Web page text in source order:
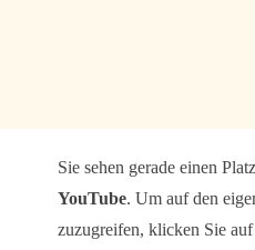
Sie sehen gerade einen
YouTube. Um auf den
zuzugreifen, klicken Sie